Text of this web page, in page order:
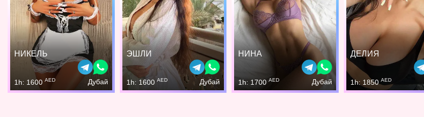
НИКЕЛЬ
1h: 1600 AED Дубай
ЭШЛИ
1h: 1600 AED Дубай
НИНА
1h: 1700AED Дубай
ДЕЛИЯ
1h: 1850 AED